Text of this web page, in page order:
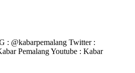
: @kabarpemalang Twitter :
Pemalang Youtube : Kabar